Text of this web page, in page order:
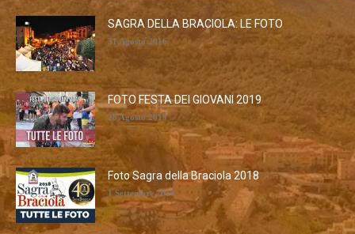
SAGRA DELLA BRACIOLA: LE FOTO
31 Agosto 2016
FOTO FESTA DEI GIOVANI 2019
28 Agosto 2019
Foto Sagra della Braciola 2018
1 Settembre 2018